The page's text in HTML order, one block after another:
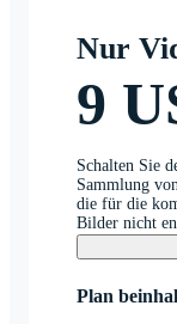
Nur
9
Schalten Sie
Sammlung
die für die
Bilder nicht
Plan